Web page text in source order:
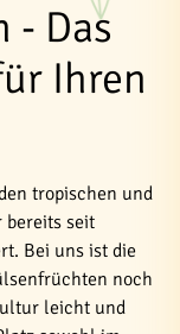
- Das
Ihren
tropischen und
bereits seit
Bei uns ist die
noch
leicht und